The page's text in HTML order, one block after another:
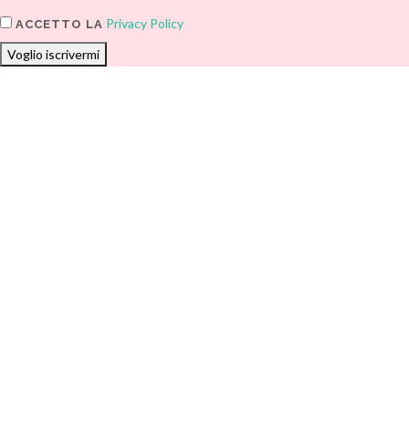
ACCETTO LA Privacy Policy
Voglio iscrivermi